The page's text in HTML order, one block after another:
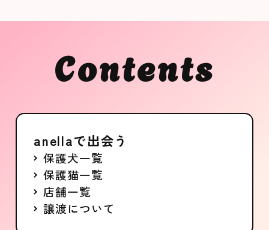
Contents
anellaで出会う
保護犬一覧
保護猫一覧
店舗一覧
譲渡について